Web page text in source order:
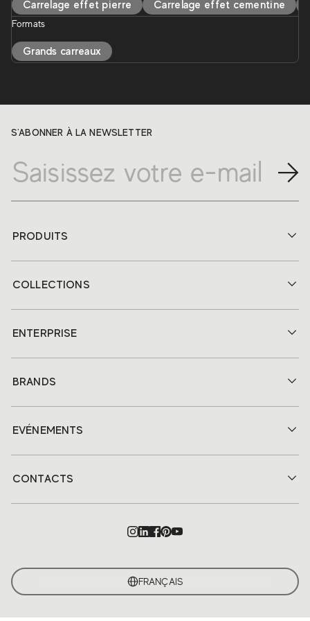
Carrelage effet pierre Carrelage effet cementine
Formats
Grands carreaux
S'ABONNER À LA NEWSLETTER
PRODUITS
COLLECTIONS
ENTERPRISE
BRANDS
EVÉNEMENTS
CONTACTS
FRANÇAIS